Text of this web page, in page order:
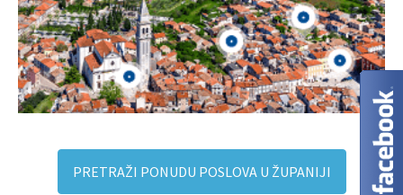
PRETRAŽI PONUDU POSLOVA U ŽUPANIJI